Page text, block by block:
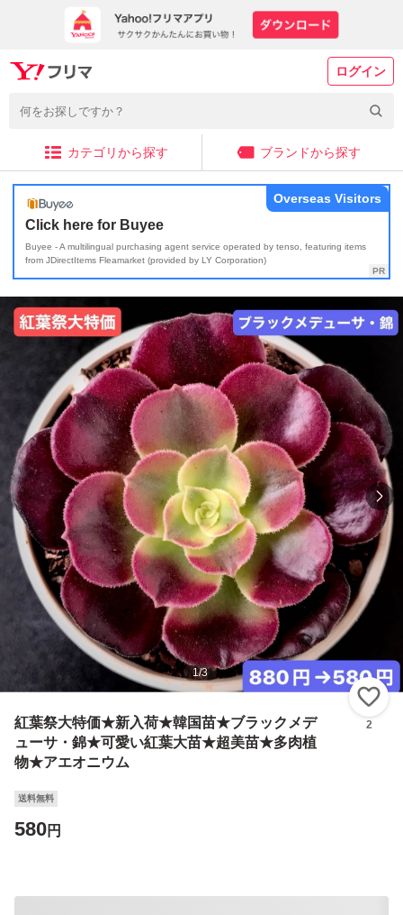
ログイン
カテゴリから探す ブランドから探す
Click here for Buyee
Buyee - A multilingual purchasing agent service operated by tenso, featuring items
from JDirectItems Fleamarket (provided by LY Corporation)
Overseas Visitors
1/3
紅葉祭大特価★新入荷★韓国苗★ブラックメデ
ューサ・錦★可愛い紅葉大苗★超美苗★多肉植
物★アエオニウム
2
送料無料
580円